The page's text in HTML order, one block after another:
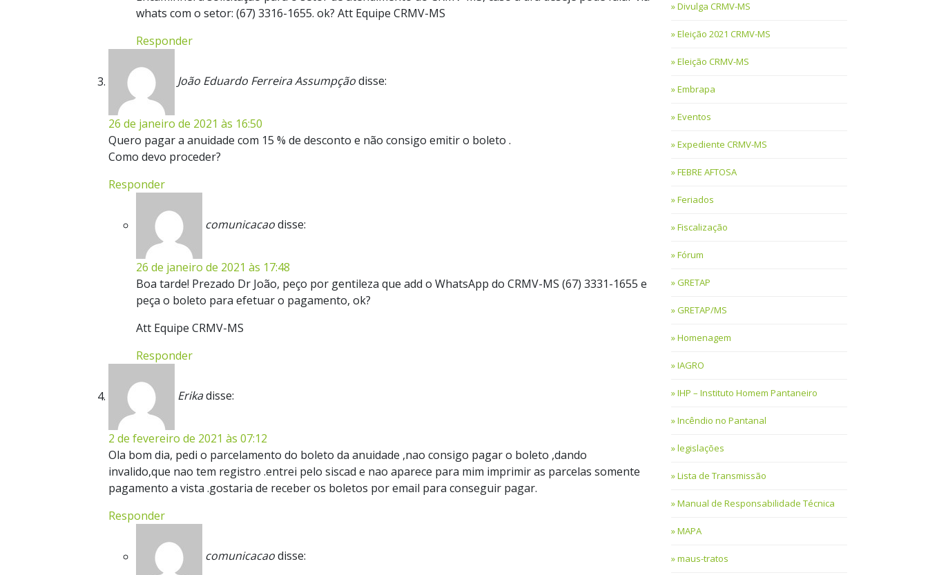
whats com o setor: (67) 3316-1655. ok? Att Equipe CRMV-MS
Responder
João Eduardo Ferreira Assumpçãodisse:
26 de janeiro de 2021 às 16:50
Quero pagar a anuidade com 15 % de desconto e não consigo emitir o boleto .
Como devo proceder?
Responder
comunicacaodisse:
26 de janeiro de 2021 às 17:48
Boa tarde! Prezado Dr João, peço por gentileza que add o WhatsApp do CRMV-MS (67) 3331-1655 e
peça o boleto para efetuar o pagamento, ok?
Att Equipe CRMV-MS
Responder
Erikadisse:
2 de fevereiro de 2021 às 07:12
Ola bom dia, pedi o parcelamento do boleto da anuidade ,nao consigo pagar o boleto ,dando
invalido,que nao tem registro .entrei pelo siscad e nao aparece para mim imprimir as parcelas somente
pagamento a vista .gostaria de receber os boletos por email para conseguir pagar.
Responder
comunicacaodisse:
Divulga CRMV-MS
Eleição 2021 CRMV-MS
Eleição CRMV-MS
Embrapa
Eventos
Expediente CRMV-MS
FEBRE AFTOSA
Feriados
Fiscalização
Fórum
GRETAP
GRETAP/MS
Homenagem
IAGRO
IHP – Instituto Homem Pantaneiro
Incêndio no Pantanal
legislações
Lista de Transmissão
Manual de Responsabilidade Técnica
MAPA
maus-tratos